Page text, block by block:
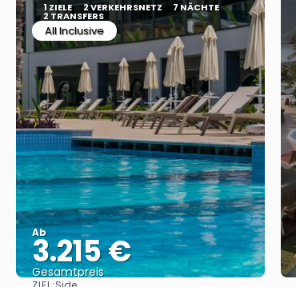
1 ZIELE 2 VERKEHRSNETZ 7 NÄCHTE
2 TRANSFERS
All Inclusive
Ab
3.215 €
Gesamtpreis